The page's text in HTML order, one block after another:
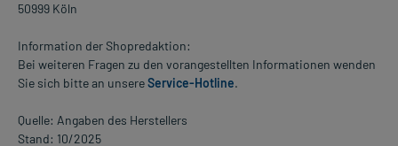
50999 Köln
Information der Shopredaktion:
Bei weiteren Fragen zu den vorangestellten Informationen wenden
Sie sich bitte an unsereService-Hotline.
Quelle: Angaben des Herstellers
Stand: 10/2025